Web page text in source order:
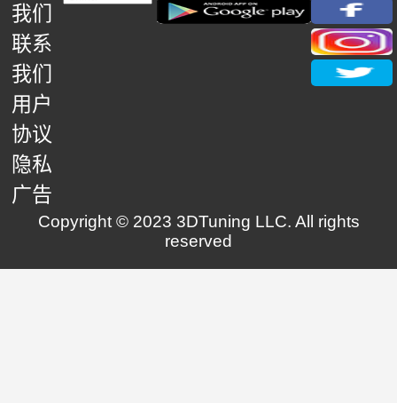
我们
联系
我们
用户
协议
隐私
广告
Copyright © 2023 3DTuning LLC. All rights
reserved